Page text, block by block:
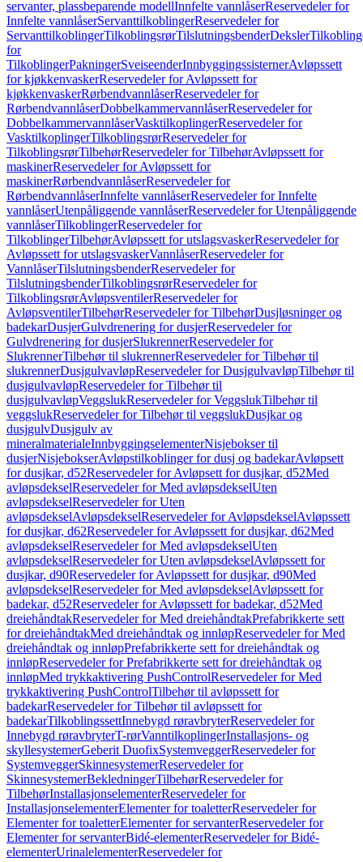
servanter, plassbeparende modellInnfelte vannlåserReservedeler for
Innfelte vannlåserServanttilkoblingerReservedeler for
ServanttilkoblingerTilkoblingsrørTilslutningsbenderDeksler
for
TilkoblingerPakningerSveiseenderInnbyggingssisternerAvløpssett
for kjøkkenvaskerReservedeler for Avløpssett for
kjøkkenvaskerRørbendvannlåserReservedeler for
RørbendvannlåserDobbelkammervannlåserReservedeler for
DobbelkammervannlåserVasktilkoplingerReservedeler for
VasktilkoplingerTilkoblingsrørReservedeler for
TilkoblingsrørTilbehørReservedeler for TilbehørAvløpssett for
maskinerReservedeler for Avløpssett for
maskinerRørbendvannlåserReservedeler for
RørbendvannlåserInnfelte vannlåserReservedeler for Innfelte
vannlåserUtenpåliggende vannlåserReservedeler for Utenpåliggende
vannlåserTilkoblingerReservedeler for
TilkoblingerTilbehørAvløpssett for utslagsvaskerReservedeler for
Avløpssett for utslagsvaskerVannlåserReservedeler for
VannlåserTilslutningsbenderReservedeler for
TilslutningsbenderTilkoblingsrørReservedeler for
TilkoblingsrørAvløpsventilerReservedeler for
AvløpsventilerTilbehørReservedeler for TilbehørDusjløsninger og
badekarDusjerGulvdrenering for dusjerReservedeler for
Gulvdrenering for dusjerSlukrennerReservedeler for
SlukrennerTilbehør til slukrennerReservedeler for Tilbehør til
slukrennerDusjgulvavløpReservedeler for DusjgulvavløpTilbehør til
dusjgulvavløpReservedeler for Tilbehør til
dusjgulvavløpVeggslukReservedeler for VeggslukTilbehør til
veggslukReservedeler for Tilbehør til veggslukDusjkar og
dusjgulvDusjgulv av
mineralmaterialeInnbyggingselementerNisjebokser til
dusjerNisjebokserAvløpstilkoblinger for dusj og badekarAvløpsett
for dusjkar, d52Reservedeler for Avløpsett for dusjkar, d52Med
avløpsdekselReservedeler for Med avløpsdekselUten
avløpsdekselReservedeler for Uten
avløpsdekselAvløpsdekselReservedeler for AvløpsdekselAvløpssett
for dusjkar, d62Reservedeler for Avløpssett for dusjkar, d62Med
avløpsdekselReservedeler for Med avløpsdekselUten
avløpsdekselReservedeler for Uten avløpsdekselAvløpssett for
dusjkar, d90Reservedeler for Avløpssett for dusjkar, d90Med
avløpsdekselReservedeler for Med avløpsdekselAvløpssett for
badekar, d52Reservedeler for Avløpssett for badekar, d52Med
dreiehåndtakReservedeler for Med dreiehåndtakPrefabrikkerte sett
for dreiehåndtakMed dreiehåndtak og innløpReservedeler for Med
dreiehåndtak og innløpPrefabrikkerte sett for dreiehåndtak og
innløpReservedeler for Prefabrikkerte sett for dreiehåndtak og
innløpMed trykkaktivering PushControlReservedeler for Med
trykkaktivering PushControlTilbehør til avløpssett for
badekarReservedeler for Tilbehør til avløpssett for
badekarTilkoblingssettInnebygd røravbryterReservedeler for
Innebygd røravbryterT-rørVanntilkoplingerInstallasjons- og
skyllesystemerGeberit DuofixSystemveggerReservedeler for
SystemveggerSkinnesystemerReservedeler for
SkinnesystemerBekledningerTilbehørReservedeler for
TilbehørInstallasjonselementerReservedeler for
InstallasjonselementerElementer for toaletterReservedeler for
Elementer for toaletterElementer for servanterReservedeler for
Elementer for servanterBidé-elementerReservedeler for Bidé-
elementerUrinalelementerReservedeler for